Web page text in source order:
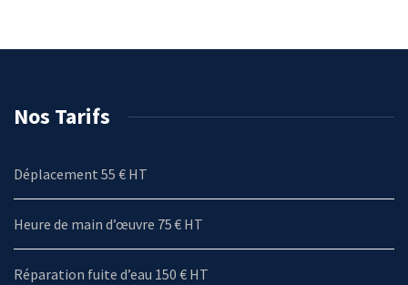
Nos Tarifs
Déplacement 55 € HT
Heure de main d’œuvre 75 € HT
Réparation fuite d’eau 150 € HT